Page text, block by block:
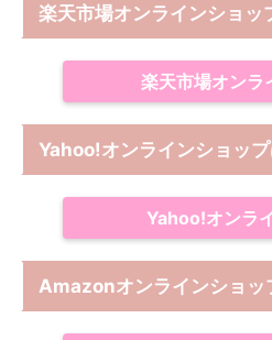
楽天市場オンラインショッ
楽天市場オンラ
Yahoo!オンラインショッ
Yahoo!オンラ
Amazonオンラインショッ